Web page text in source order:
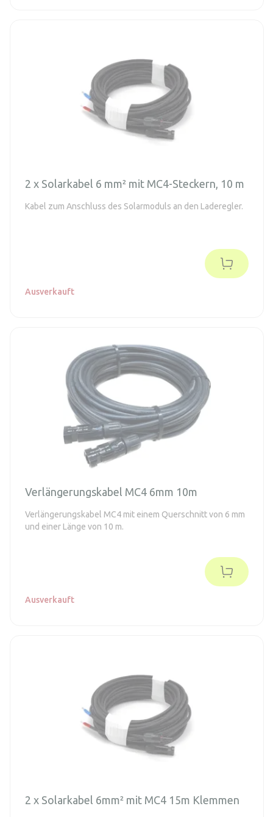
2 x Solarkabel 6 mm² mit MC4-Steckern, 10 m
Kabel zum Anschluss des Solarmoduls an den Laderegler.
Ausverkauft
Verlängerungskabel MC4 6mm 10m
Verlängerungskabel MC4 mit einem Querschnitt von 6 mm
und einer Länge von 10 m.
Ausverkauft
2 x Solarkabel 6mm² mit MC4 15m Klemmen